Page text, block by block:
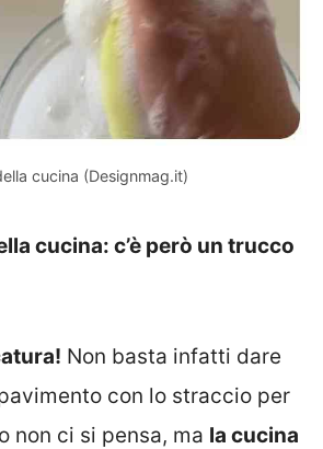
cucina (Designmag.it)
cucina: c’è però un trucco
Non basta infatti dare
con lo straccio per
non ci si pensa, ma la cucina